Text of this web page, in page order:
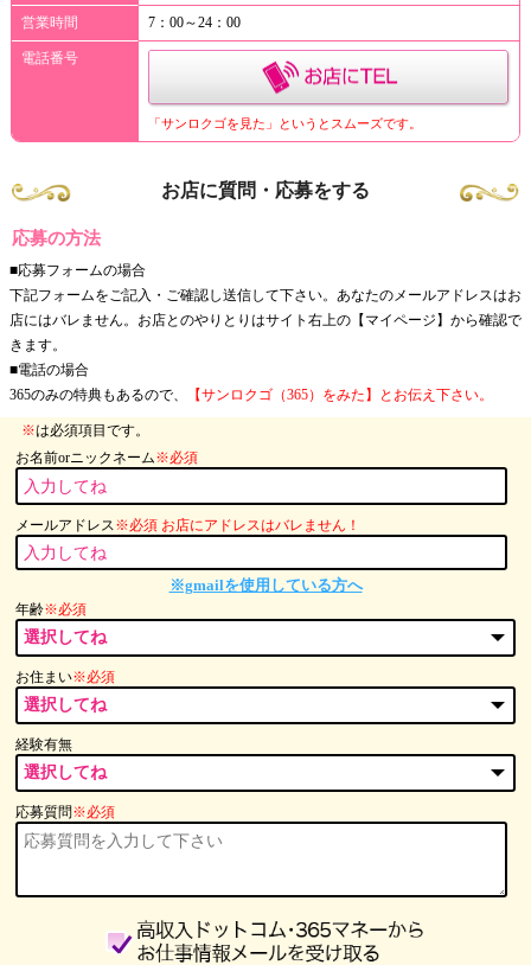
営業時間 7：00～24：00
電話番号
「サンロクゴを見た」というとスムーズです。
お店に質問・応募をする
応募の方法
■応募フォームの場合
下記フォームをご記入・ご確認し送信して下さい。あなたのメールアドレスはお
店にはバレません。お店とのやりとりはサイト右上の【マイページ】から確認で
きます。
■電話の場合
365のみの特典もあるので、
【サンロクゴ（365）をみた】とお伝え下さい。
※は必須項目です。
お名前orニックネーム※必須
メールアドレス※必須 お店にアドレスはバレません！
※gmailを使用している方へ
年齢※必須
お住まい※必須
経験有無
応募質問※必須